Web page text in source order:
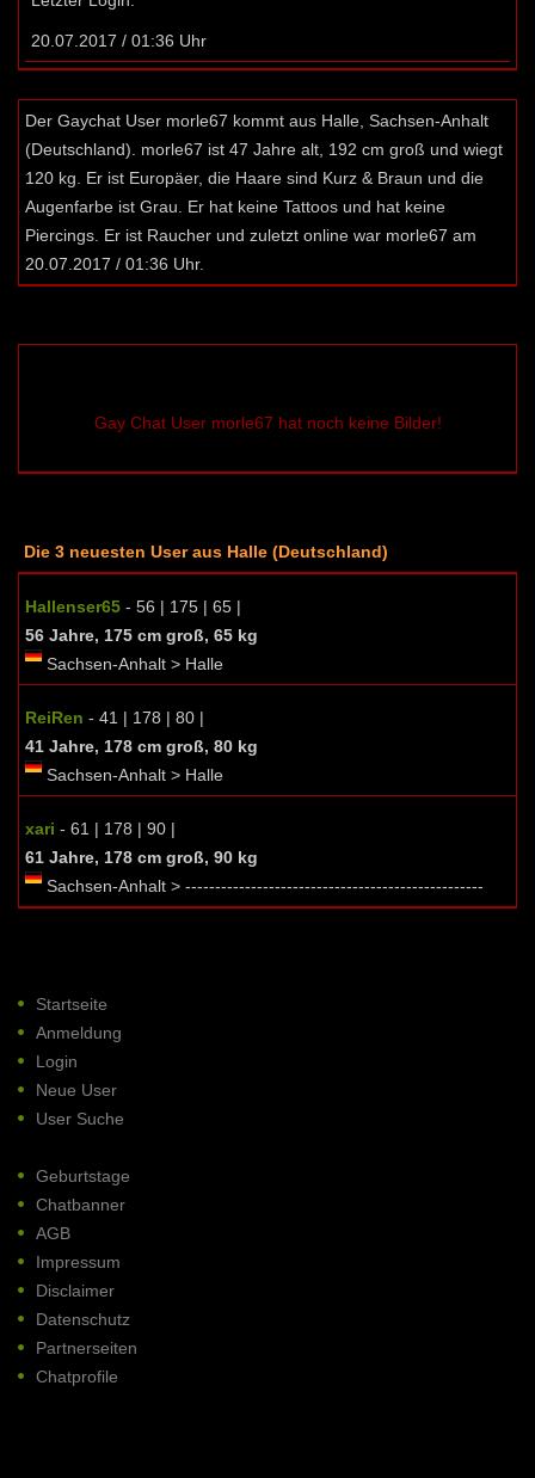
20.07.2017 / 01:36 Uhr
Der Gaychat User morle67 kommt aus Halle, Sachsen-Anhalt
(Deutschland). morle67 ist 47 Jahre alt, 192 cm groß und wiegt
120 kg. Er ist Europäer, die Haare sind Kurz & Braun und die
Augenfarbe ist Grau. Er hat keine Tattoos und hat keine
Piercings. Er ist Raucher und zuletzt online war morle67 am
20.07.2017 / 01:36 Uhr.
Gay Chat User morle67 hat noch keine Bilder!
Die 3 neuesten User aus Halle (Deutschland)
Hallenser65 - 56 | 175 | 65 |
56 Jahre, 175 cm groß, 65 kg
Sachsen-Anhalt > Halle
ReiRen - 41 | 178 | 80 |
41 Jahre, 178 cm groß, 80 kg
Sachsen-Anhalt > Halle
xari - 61 | 178 | 90 |
61 Jahre, 178 cm groß, 90 kg
Sachsen-Anhalt > --------------------------------------------------
Startseite
Anmeldung
Login
Neue User
User Suche
Geburtstage
Chatbanner
AGB
Impressum
Disclaimer
Datenschutz
Partnerseiten
Chatprofile